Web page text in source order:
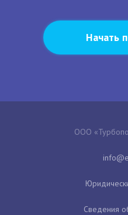
Начать
ООО
Сведения